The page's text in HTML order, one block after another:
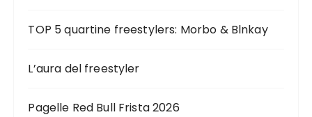
TOP 5 quartine freestylers: Morbo & Blnkay
L’aura del freestyler
Pagelle Red Bull Frista 2026